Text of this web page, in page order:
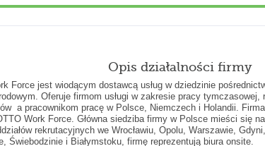
Opis działalności firmy
Force jest wiodącym dostawcą usług w dziedzinie
Oferuje firmom usługi w zakresie pracy
a pracownikom pracę w Polsce, Niemczech i Holandii.
Work Force. Główna siedziba firmy w Polsce mieści się
rekrutacyjnych we Wrocławiu, Opolu, Warszawie,
Świebodzinie i Białymstoku, firmę reprezentują biura onsite.